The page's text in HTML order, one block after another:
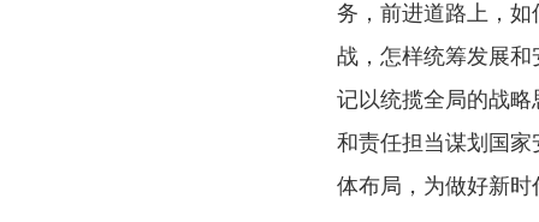
务，前进道路上，
战，怎样统筹发展
记以统揽全局的战
和责任担当谋划国
体布局，为做好新